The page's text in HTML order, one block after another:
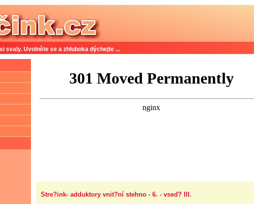
svaly. Uvolněte se a zhluboka dýchejte ...
Stre?ink- adduktory vnit?ní stehno - 6. - vsed? III.